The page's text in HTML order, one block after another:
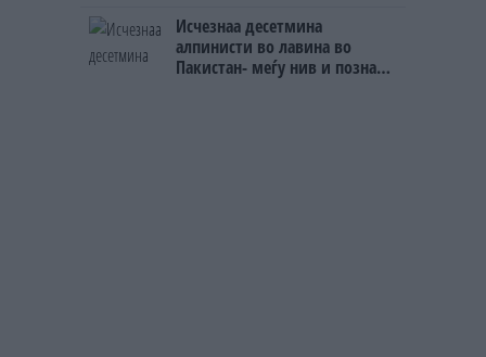
Исчезнаа десетмина
алпинисти во лавина во
Пакистан- меѓу нив и познат